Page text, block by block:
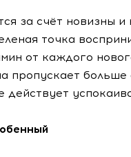
за счёт новизны и
точка
от каждого
пропускает больше
действует